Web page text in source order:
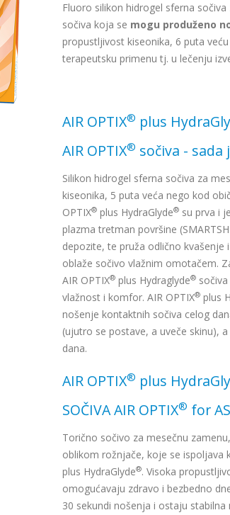
Fluoro silikon hidrogel sferna
sočiva koja se mogu produženo
propustljivost kiseonika, 6 puta
terapeutsku primenu tj. u lečenju
AIR OPTIX® plus
AIR OPTIX® sočiva - sada
Silikon hidrogel sferna sočiva za
kiseonika, 5 puta veća nego kod
OPTIX® plus HydraGlyde® su prva i
plazma tretman površine
depozite, te pruža odlično kvašenje
oblaže sočivo vlažnim omotačem.
AIR OPTIX® plus Hydraglyde®
vlažnost i komfor. AIR OPTIX® plus
nošenje kontaktnih sočiva celog
(ujutro se postave, a uveče skinu),
dana.
AIR OPTIX® plus
SOČIVA AIR OPTIX® for
Torično sočivo za mesečnu
oblikom rožnjače, koje se ispoljava
plus HydraGlyde®. Visoka
omogućavaju zdravo i bezbedno
30 sekundi nošenja i ostaju